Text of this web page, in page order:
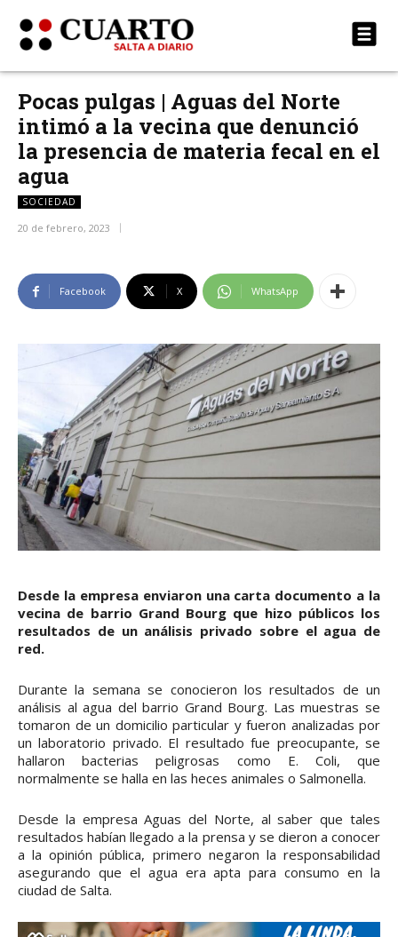
Pocas pulgas | Aguas del Norte
intimó a la vecina que denunció
la presencia de materia fecal en el
agua
SOCIEDAD
20 de febrero, 2023
Facebook X WhatsApp
Desde la empresa enviaron una carta documento a la
vecina de barrio Grand Bourg que hizo públicos los
resultados de un análisis privado sobre el agua de
red.
Durante la semana se conocieron los resultados de un
análisis al agua del barrio Grand Bourg. Las muestras se
tomaron de un domicilio particular y fueron analizadas por
un laboratorio privado. El resultado fue preocupante, se
hallaron bacterias peligrosas como E. Coli, que
normalmente se halla en las heces animales o Salmonella.
Desde la empresa Aguas del Norte, al saber que tales
resultados habían llegado a la prensa y se dieron a conocer
a la opinión pública, primero negaron la responsabilidad
asegurando que el agua era apta para consumo en la
ciudad de Salta.